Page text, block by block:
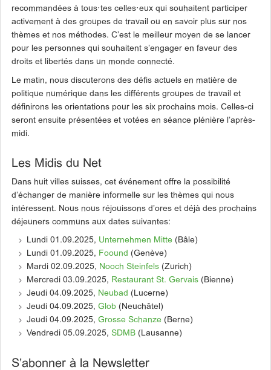
recommandées à tous·tes celles·eux qui souhaitent participer
activement à des groupes de travail ou en savoir plus sur nos
thèmes et nos méthodes. C’est le meilleur moyen de se lancer
pour les personnes qui souhaitent s’engager en faveur des
droits et libertés dans un monde connecté.
Le matin, nous discuterons des défis actuels en matière de
politique numérique dans les différents groupes de travail et
définirons les orientations pour les six prochains mois. Celles-ci
seront ensuite présentées et votées en séance plénière l’après-
midi.
Les Midis du Net
Dans huit villes suisses, cet événement offre la possibilité
d’échanger de manière informelle sur les thèmes qui nous
intéressent. Nous nous réjouissons d’ores et déjà des prochains
déjeuners communs aux dates suivantes:
Lundi 01.09.2025, Unternehmen Mitte (Bâle)
Lundi 01.09.2025, Foound (Genève)
Mardi 02.09.2025, Nooch Steinfels (Zurich)
Mercredi 03.09.2025, Restaurant St. Gervais (Bienne)
Jeudi 04.09.2025, Neubad (Lucerne)
Jeudi 04.09.2025, Glob (Neuchâtel)
Jeudi 04.09.2025, Grosse Schanze (Berne)
Vendredi 05.09.2025, SDMB (Lausanne)
S’abonner à la Newsletter